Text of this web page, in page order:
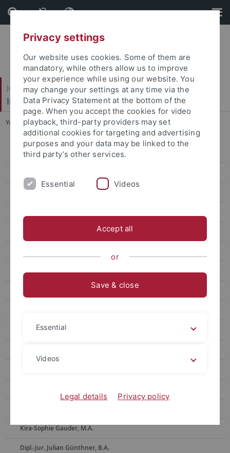
Skip
to
content
Skip
to
footer
Juristische Fakultät
Institut für Kriminologie
You are here: Startseite ... Dr. Holger Stroezel, M.A.
Wissenschaft
Gäste
Dr. Barbara Bergmann
Dr. Klaus Bott
Kira-Sophie Gauder, M.A.
Dipl.-Jur. Julian Günthner, B.A.
Privacy settings
Our website uses cookies. Some of them are
mandatory, while others allow us to improve
your experience while using our website. You
may change your settings at any time via the
Data Privacy Statement at the bottom of the
page. When you accept the cookies for video
playback, third-party providers may set
additional cookies for targeting and advertising
purposes and your data may be linked to the
third party’s other services.
Essential Videos
Accept all
or
Save & close
Essential
Videos
Legal details Privacy policy